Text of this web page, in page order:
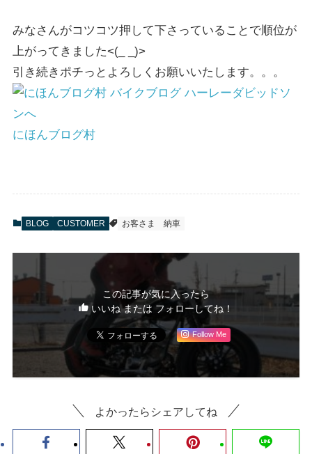
みなさんがコツコツ押して下さっていることで順位が
上がってきました<(_ _)>
引き続きポチっとよろしくお願いいたします。。。
にほんブログ村
BLOG CUSTOMER お客さま 納車
この記事が気に入ったら
いいね または フォローしてね！
Follow Me
よかったらシェアしてね